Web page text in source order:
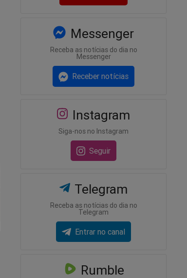
Messenger
Receba as notícias do dia no
Messenger
Receber notícias
Instagram
Siga-nos no Instagram
Seguir
Telegram
Receba as notícias do dia no
Telegram
Entrar no canal
Rumble